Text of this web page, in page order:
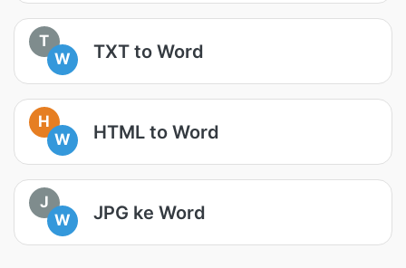
T
W
TXT to Word
H
W
HTML to Word
J
W
JPG ke Word